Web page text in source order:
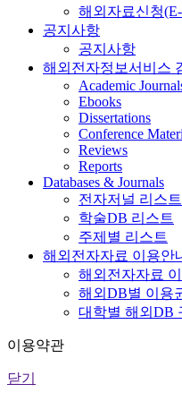
해외자료신청
공지사항
공지사항
해외전자정보서비스
Academic
Ebooks
Dissertations
Conference
Reviews
Reports
Databases & Journals
전자저널 리스트
학술DB 리스트
주제별 리스트
해외전자자료 이용안
해외전자자료
해외DB별 이용
대학별 해외DB
이용약관
닫기